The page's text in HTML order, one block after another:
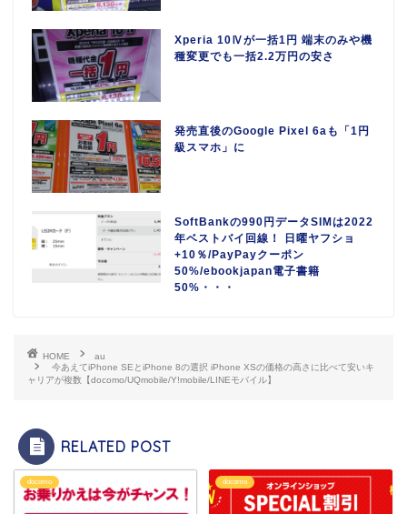
Xperia 10Ⅳが一括1円 端末のみや機
種変更でも一括2.2万円の安さ
発売直後のGoogle Pixel 6aも「1円
級スマホ」に
SoftBankの990円データSIMは2022
年ベストバイ回線！ 日曜ヤフショ
+10％/PayPayクーポン
50%/ebookjapan電子書籍
50%・・・
HOME
au
今あえてiPhone SEとiPhone 8の選択 iPhone XSの価格の高さに比べて安いキ
ャリアが複数【docomo/UQmobile/Y!mobile/LINEモバイル】
RELATED POST
docomo docomo